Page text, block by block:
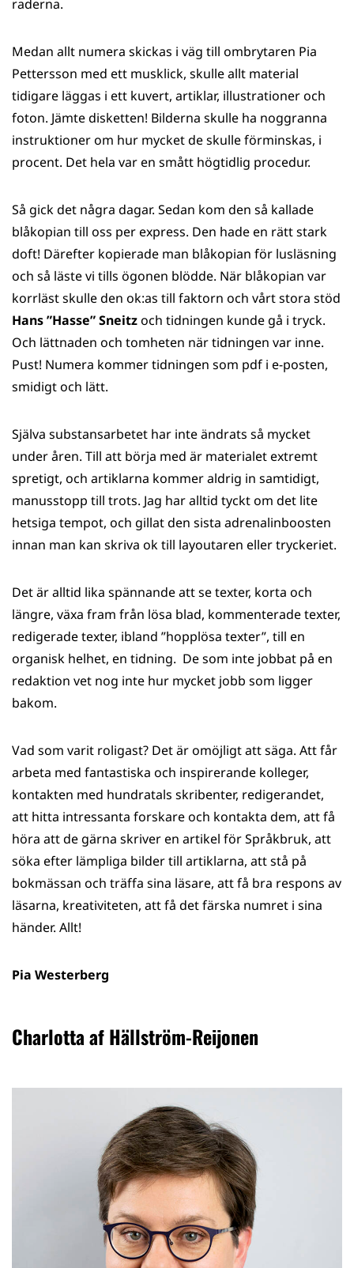
raderna.
Medan allt numera skickas i väg till ombrytaren Pia
Pettersson med ett musklick, skulle allt material
tidigare läggas i ett kuvert, artiklar, illustrationer och
foton. Jämte disketten! Bilderna skulle ha noggranna
instruktioner om hur mycket de skulle förminskas, i
procent. Det hela var en smått högtidlig procedur.
Så gick det några dagar. Sedan kom den så kallade
blåkopian till oss per express. Den hade en rätt stark
doft! Därefter kopierade man blåkopian för lusläsning
och så läste vi tills ögonen blödde. När blåkopian var
korrläst skulle den ok:as till faktorn och vårt stora stöd
Hans ”Hasse” Sneitzoch tidningen kunde gå i tryck.
Och lättnaden och tomheten när tidningen var inne.
Pust! Numera kommer tidningen som pdf i e-posten,
smidigt och lätt.
Själva substansarbetet har inte ändrats så mycket
under åren. Till att börja med är materialet extremt
spretigt, och artiklarna kommer aldrig in samtidigt,
manusstopp till trots. Jag har alltid tyckt om det lite
hetsiga tempot, och gillat den sista adrenalinboosten
innan man kan skriva ok till layoutaren eller tryckeriet.
Det är alltid lika spännande att se texter, korta och
längre, växa fram från lösa blad, kommenterade texter,
redigerade texter, ibland ”hopplösa texter”, till en
organisk helhet, en tidning. De som inte jobbat på en
redaktion vet nog inte hur mycket jobb som ligger
bakom.
Vad som varit roligast? Det är omöjligt att säga. Att får
arbeta med fantastiska och inspirerande kolleger,
kontakten med hundratals skribenter, redigerandet,
att hitta intressanta forskare och kontakta dem, att få
höra att de gärna skriver en artikel för Språkbruk, att
söka efter lämpliga bilder till artiklarna, att stå på
bokmässan och träffa sina läsare, att få bra respons av
läsarna, kreativiteten, att få det färska numret i sina
händer. Allt!
Pia Westerberg
Charlotta af Hällström-Reijonen